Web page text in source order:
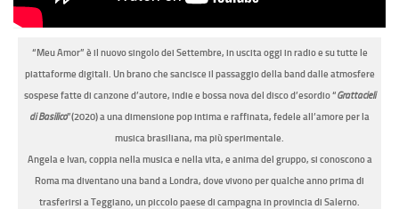
“Meu Amor” è il nuovo singolo dei Settembre, in uscita oggi in radio e su tutte le
piattaforme digitali. Un brano che sancisce il passaggio della band dalle atmosfere
sospese fatte di canzone d’autore, indie e bossa nova del disco d’esordio “Grattacieli
di Basilico”(2020) a una dimensione pop intima e raffinata, fedele all’amore per la
musica brasiliana, ma più sperimentale.
Angela e Ivan, coppia nella musica e nella vita, e anima del gruppo, si conoscono a
Roma ma diventano una band a Londra, dove vivono per qualche anno prima di
trasferirsi a Teggiano, un piccolo paese di campagna in provincia di Salerno.